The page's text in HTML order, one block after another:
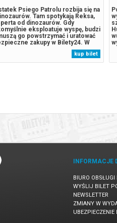
Psiego Patrolu rozbija się na
Tam spotykają Reksa,
od dinozaurów. Gdy
eksploatuje wyspę, budzi
go powstrzymać i uratować
zakupy w Bilety24. W
wydarzenia, gwarantujemy
środków potwierdzony
na adres...
kup bilet
INFORMACJE
BIURO OBSŁUGI
WYŚLIJ BILET
NEWSLETTER
ZMIANY W
UBEZPIECZENIE